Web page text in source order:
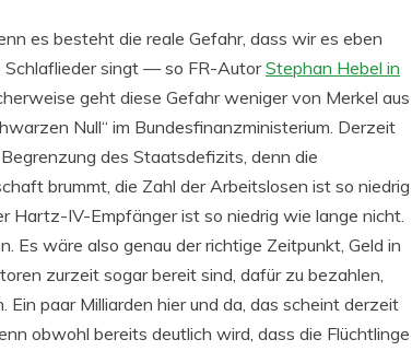
es besteht die reale Gefahr, dass wir es eben
Schlaflieder singt — so FR-AutorStephan Hebel in
geht diese Gefahr weniger von Merkel aus
Null“ im Bundesfinanzministerium. Derzeit
des Staatsdefizits, denn die
brummt, die Zahl der Arbeitslosen ist so niedrig
Hartz-IV-Empfänger ist so niedrig wie lange nicht.
Es wäre also genau der richtige Zeitpunkt, Geld in
zurzeit sogar bereit sind, dafür zu bezahlen,
paar Milliarden hier und da, das scheint derzeit
obwohl bereits deutlich wird, dass die Flüchtlinge